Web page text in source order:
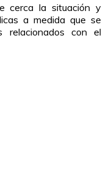
cerca la situación y
a medida que se
relacionados con el